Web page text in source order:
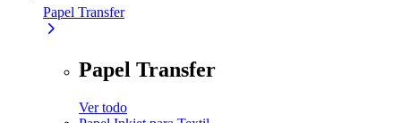
Papel Transfer
Papel Transfer
Ver todo